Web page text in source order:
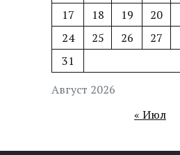
Август 2026
17
18 19 20
24
25 26 27
31
« Июл